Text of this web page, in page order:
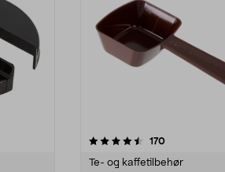
170anmeldelser
Te- og kaffetilbehør
3.5 av 5 stjerner